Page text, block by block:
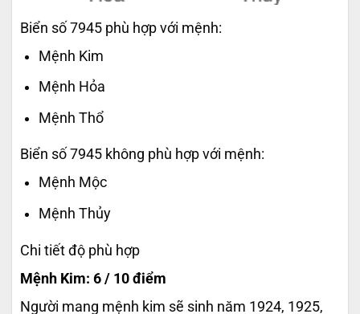
Biển số 7945 phù hợp với mệnh:
Mệnh Kim
Mệnh Hỏa
Mệnh Thổ
Biển số 7945 không phù hợp với mệnh:
Mệnh Mộc
Mệnh Thủy
Chi tiết độ phù hợp
Mệnh Kim: 6 / 10 điểm
Người mang mệnh kim sẽ sinh năm 1924, 1925,